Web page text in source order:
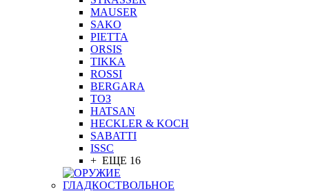
MAUSER
SAKO
PIETTA
ORSIS
TIKKA
ROSSI
BERGARA
ТОЗ
HATSAN
HECKLER & KOCH
SABATTI
ISSC
+ ЕЩЕ 16